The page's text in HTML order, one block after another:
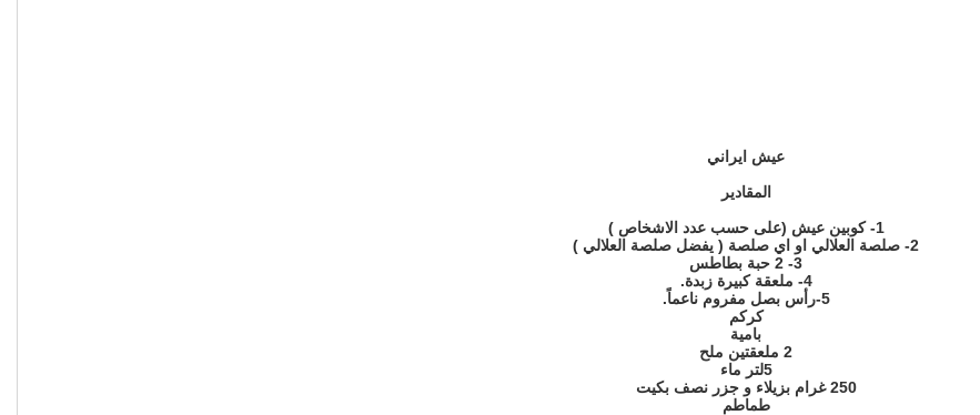
عيش ايراني
المقادير
1- كوبين عيش (على حسب عدد الاشخاص )
2- صلصة العلالي او اي صلصة ( يفضل صلصة العلالي )
3- 2 حبة بطاطس
4- ملعقة كبيرة زبدة.
5-رأس بصل مفروم ناعماً.
كركم
بامية
2 ملعقتين ملح
5لتر ماء
250 غرام بزيلاء و جزر نصف بكيت
طماطم